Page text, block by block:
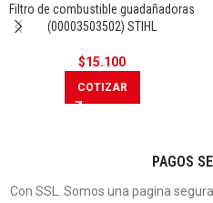
Filtro de combustible guadañadoras
(00003503502) STIHL
$15.100
COTIZAR
PAGOS
Con SSL. Somos una pagina